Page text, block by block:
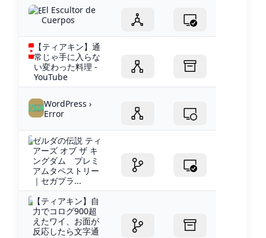
El Escultor de
Cuerpos
【ティアキン】通
常じゃ手に入らな
い変わった料理 -
YouTube
WordPress ›
Error
ゼルダの伝説 ティ
アーズ オブ ザ キ
ングダム プレミ
アムタペストリー
｜セガプラ...
【ティアキン】自
力でコログ900超
えたワイ、お面が
反応したら文字通